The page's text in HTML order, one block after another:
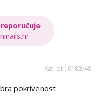
Kat. br.: 0183/48
pokrivenost